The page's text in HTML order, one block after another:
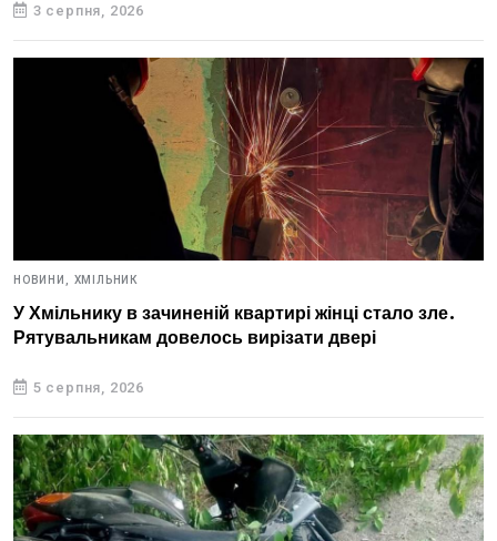
3 серпня, 2026
НОВИНИ, ХМІЛЬНИК
У Хмільнику в зачиненій квартирі жінці стало зле.
Рятувальникам довелось вирізати двері
5 серпня, 2026